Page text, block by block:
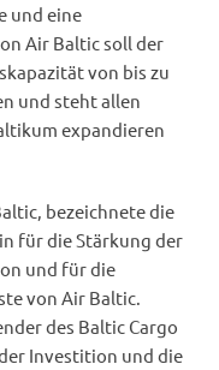
und eine
Air Baltic soll der
von bis zu
und steht allen
expandieren
bezeichnete die
für die Stärkung der
und für die
von Air Baltic.
des Baltic Cargo
Investition und die